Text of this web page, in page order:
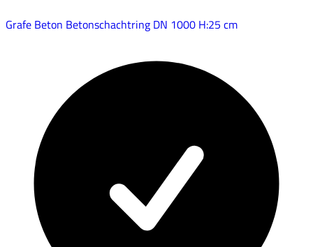
Grafe Beton Betonschachtring DN 1000 H:25 cm